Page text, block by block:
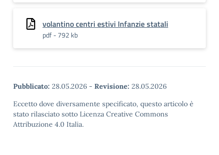
volantino centri estivi Infanzie statali
pdf - 792 kb
Pubblicato: 28.05.2026 - Revisione: 28.05.2026
Eccetto dove diversamente specificato, questo articolo è
stato rilasciato sotto Licenza Creative Commons
Attribuzione 4.0 Italia.